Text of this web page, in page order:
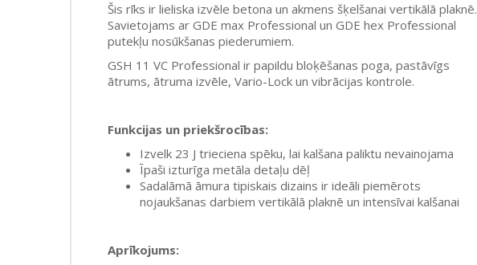
Šis rīks ir lieliska izvēle betona un akmens šķelšanai vertikālā plaknē.
Savietojams ar GDE max Professional un GDE hex Professional
putekļu nosūkšanas piederumiem.
GSH 11 VC Professional ir papildu bloķēšanas poga, pastāvīgs
ātrums, ātruma izvēle, Vario-Lock un vibrācijas kontrole.
Funkcijas un priekšrocības:
Izvelk 23 J trieciena spēku, lai kalšana paliktu nevainojama
Īpaši izturīga metāla detaļu dēļ
Sadalāmā āmura tipiskais dizains ir ideāli piemērots
nojaukšanas darbiem vertikālā plaknē un intensīvai kalšanai
Aprīkojums: